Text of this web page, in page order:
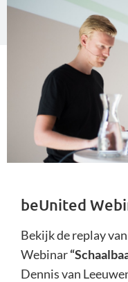
beUnited
Bekijk de replay
Webinar
Dennis van